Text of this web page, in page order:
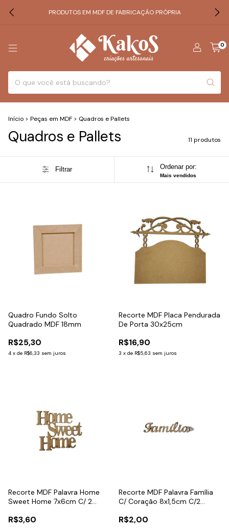
PRODUTOS EM MDF DE FABRICAÇÃO PRÓPRIA
0
Início > Peças em MDF > Quadros e Pallets
Quadros e Pallets 11 produtos
Filtrar Ordenar por:
Mais vendidos
Quadro Fundo Solto
Quadrado MDF 18mm
R$25,30
4 x de R$6,33 sem juros
Recorte MDF Placa Pendurada
De Porta 30x25cm
R$16,90
3 x de R$5,63 sem juros
Recorte MDF Palavra Home
Sweet Home 7x6cm C/ 2
R$3,60
Recorte MDF Palavra Família
C/ Coração 8x1,5cm C/2
R$2,00